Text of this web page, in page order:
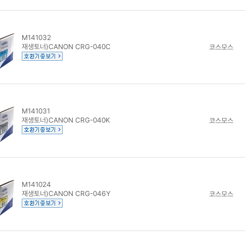
M141032
재생토너)CANON CRG-040C
코스모스
M141031
재생토너)CANON CRG-040K
코스모스
M141024
재생토너)CANON CRG-046Y
코스모스